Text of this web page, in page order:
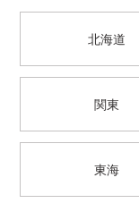
北海道
関東
東海